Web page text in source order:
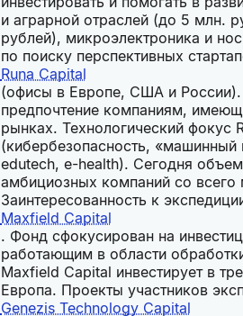
и аграрной отраслей (до 5 млн.
рублей), микроэлектроника и
по поиску перспективных
Runa Capital
(офисы в Европе, США и России).
предпочтение компаниям,
рынках. Технологический фокус
(кибербезопасность,
edutech, e-health). Сегодня
амбициозных компаний со
Заинтересованность к
Maxfield Capital
. Фонд сфокусирован на
работающим в области
Maxfield Capital инвестирует в
Европа. Проекты участников
Genezis Technology Capital